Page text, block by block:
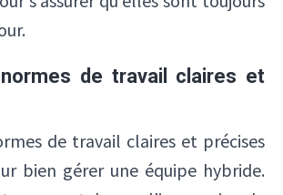
de travail claires et
de travail claires et précises
bien gérer une équipe hybride.